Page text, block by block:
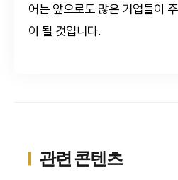
어는 앞으로도 많은 기업들이
이 될 것입니다.
관련 콘텐츠